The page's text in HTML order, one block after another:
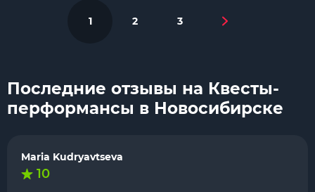
1 2 3
Последние отзывы на Квесты-
перформансы в Новосибирске
Maria Kudryavtseva
10